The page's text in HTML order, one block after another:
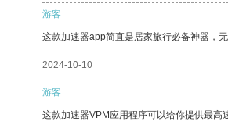
游客
这款加速器app简直是居家旅行必备神器，
2024-10-10
游客
这款加速器VPM应用程序可以给你提供最高